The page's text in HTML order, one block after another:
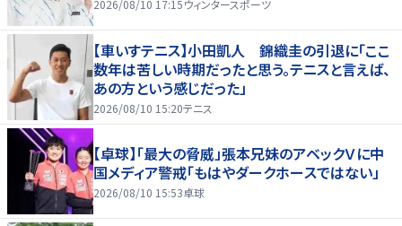
2026/08/10 17:15ウィンタースポーツ
【車いすテニス】小田凱人 錦織圭の引退に「ここ
数年は苦しい時期だったと思う。テニスと言えば、
あの方という感じだった」
2026/08/10 15:20テニス
【卓球】「最大の脅威」張本兄妹のアベックＶに中
国メディア警戒「もはやダークホースではない」
2026/08/10 15:53卓球